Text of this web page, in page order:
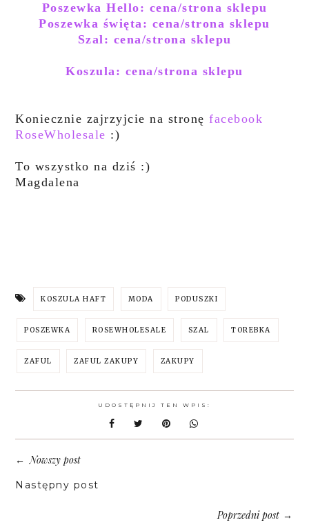
Poszewka Hello: cena/strona sklepu
Poszewka święta: cena/strona sklepu
Szal: cena/strona sklepu
Koszula: cena/strona sklepu
Koniecznie zajrzyjcie na stronęfacebook
RoseWholesale :)
To wszystko na dziś :)
Magdalena
KOSZULA HAFT MODA PODUSZKI
POSZEWKA ROSEWHOLESALE SZAL TOREBKA
ZAFUL ZAFUL ZAKUPY ZAKUPY
UDOSTĘPNIJ TEN WPIS:
←Nowszy post
Następny post
Poprzedni post→